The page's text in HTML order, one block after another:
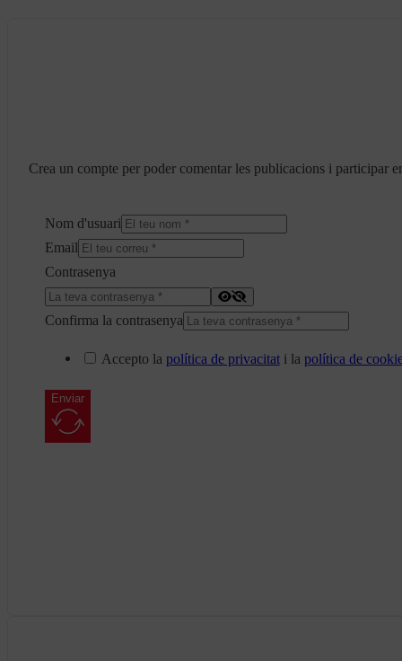
Crea un compte per poder comentar les publicacions i participar
Nom d'usuari
Email
Contrasenya
Confirma la contrasenya
Accepto la política de privacitati la política de
Enviar